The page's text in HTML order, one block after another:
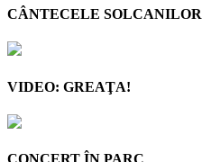
CÂNTECELE SOLCANILOR
VIDEO: GREAŢA!